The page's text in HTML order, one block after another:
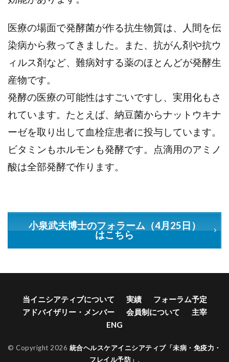
医療の場面で発酵菌が作る抗生物質は、人間を伝
染病から救ってきました。また、抗がん剤や抗ウ
ィルス剤など、難病対する薬のほとんどが発酵生
産物です。
発酵の医療の可能性はすごいですし、実用化もさ
れています。たとえば、納豆菌からナットウキナ
ーゼを取り出して血栓症患者に投与しています。
ビタミンもホルモンも発酵です。点滴用のアミノ
酸は全部発酵で作ります。
小泉武夫博士のフォラーム（4月25日）
はこちら
当イニシアティブについて 実績
フォーラム予定
アドバイザリー・メンバー
会員制について
主宰
ENG
© Copyright 2026 統合ヘルスケアイニシアティブ「未病・免疫力・
フレイル予防」 .